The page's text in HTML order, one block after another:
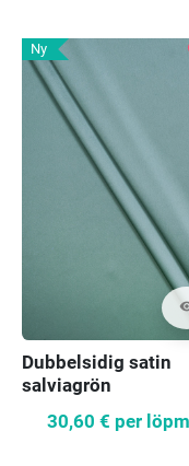
Ny
Dubbelsidig satin
salviagrön
30,60 € per